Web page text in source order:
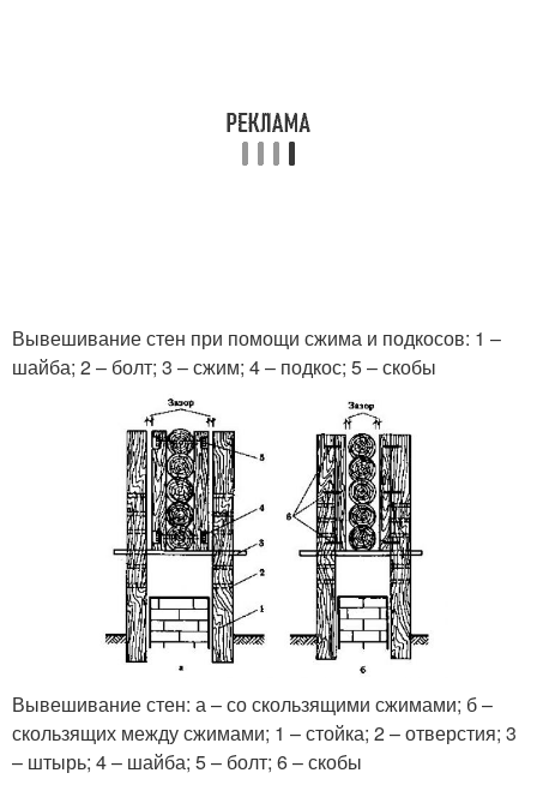
Вывешивание стен при помощи сжима и подкосов: 1 –
шайба; 2 – болт; 3 – сжим; 4 – подкос; 5 – скобы
Вывешивание стен: а – со скользящими сжимами; б –
скользящих между сжимами; 1 – стойка; 2 – отверстия; 3
– штырь; 4 – шайба; 5 – болт; 6 – скобы